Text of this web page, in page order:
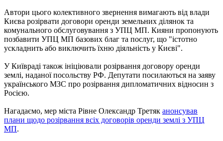
Автори цього колективного звернення вимагають від влади
Києва розірвати договори оренди земельних ділянок та
комунального обслуговування з УПЦ МП. Кияни пропонують
позбавити УПЦ МП базових благ та послуг, що "істотно
ускладнить або виключить їхню діяльність у Києві".
У Київраді також ініціювали розірвання договору оренди
землі, наданої посольству РФ. Депутати посилаються на заяву
українського МЗС про розірвання дипломатичних відносин з
Росією.
Нагадаємо, мер міста Рівне Олександр Третяк анонсував
плани щодо розірвання всіх договорів оренди землі з УПЦ
МП.